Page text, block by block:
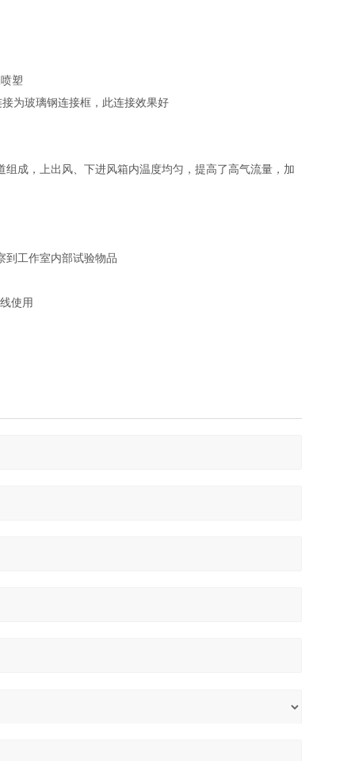
塑
为玻璃钢连接框，此连接效果好
成，上出风、下进风箱内温度均匀，提高了高气流量，加
到工作室内部试验物品
使用